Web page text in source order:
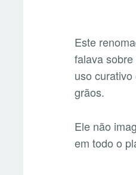
Este
falava
uso
grãos.
Ele não
em todo o